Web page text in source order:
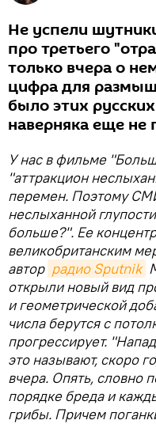
Не успели
про третьего
только вчера о
цифра для
было этих
наверняка еще не
У нас в фильме
"аттракцион
перемен. Поэтому
неслыханной
больше?". Ее
великобританским
автор радио Sputnik
открыли новый вид
и геометрической
числа берутся с
прогрессирует.
это называют, скоро
вчера. Опять, словно
порядке бреда и
грибы. Причем